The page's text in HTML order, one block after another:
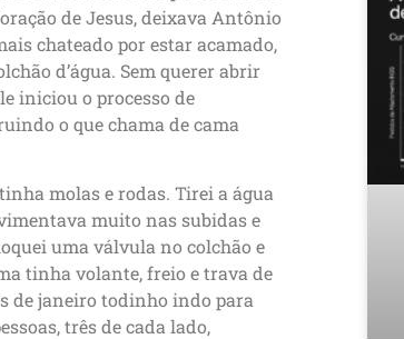
de Jesus, deixava Antônio
chateado por estar acamado,
d’água. Sem querer abrir
iniciou o processo de
o que chama de cama
molas e rodas. Tirei a água
muito nas subidas e
uma válvula no colchão e
tinha volante, freio e trava de
de janeiro todinho indo para
três de cada lado,